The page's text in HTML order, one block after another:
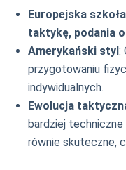
Europejska szkoła
taktykę, podania
Amerykański styl :
przygotowaniu
indywidualnych.
Ewolucja
bardziej
równie skuteczne,